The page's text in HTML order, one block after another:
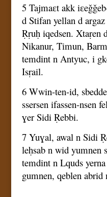
5 Tajmaɛt akk
d Stifan yellan d
Ṛṛuḥ iqedsen. Xtaṛen
Nikanur, Timun,
temdint n Antyuc, i
Isṛail.
6 Wwin-ten-id,
ssersen ifassen-nsen
ɣer Sidi Ṛebbi.
7 Yuɣal, awal n Sidi
leḥsab n wid yumnen
temdint n Lquds
gumnen, qeblen abrid